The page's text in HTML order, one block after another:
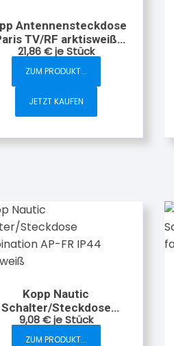
Antennensteckdose
TV/RF arktisweiß
Unterputz
21,86€ je Stück
ZUM PRODUKT...
JETZT KAUFEN
Kopp Nautic
Schalter/Steckdose
AP-FR IP44
arktisweiß
9,08€ je Stück
ZUM PRODUKT...